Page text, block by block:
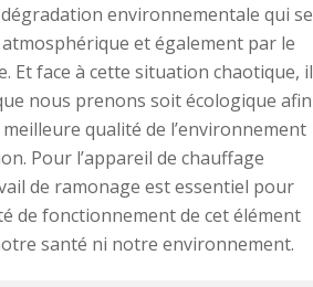
environnementale qui se
et également par le
Et face à cette situation chaotique, il
nous prenons soit écologique afin
qualité de l’environnement
Pour l’appareil de chauffage
de ramonage est essentiel pour
de fonctionnement de cet élément
santé ni notre environnement.